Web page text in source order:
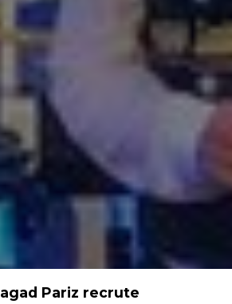
Pariz recrute